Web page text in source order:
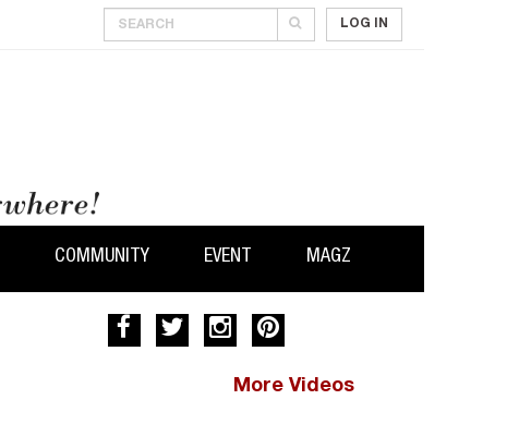
LOG IN
COMMUNITY EVENT MAGZ
More Videos